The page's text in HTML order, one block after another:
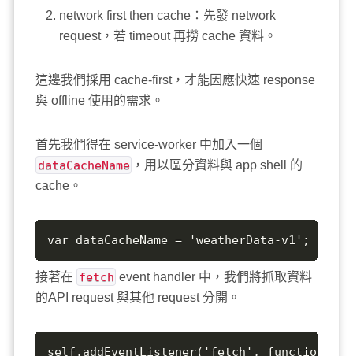
network first then cache：先發 network
request，若 timeout 再撈 cache 資料。
這邊我們採用 cache-first，才能因應快速 response
與 offline 使用的需求。
首先我們得在 service-worker 中加入一個
dataCacheName ，用以區分資料與 app shell 的
cache。
var dataCacheName = 'weatherData-v1';
接著在 fetch event handler 中，我們將抓取資料
的API request 與其他 request 分開。
self.addEventListener('fetch',